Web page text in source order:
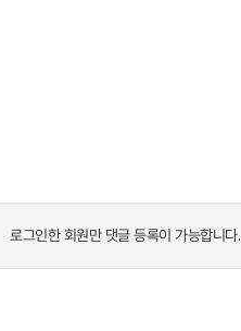
로그인한 회원만 댓글 등록이 가능합니다.